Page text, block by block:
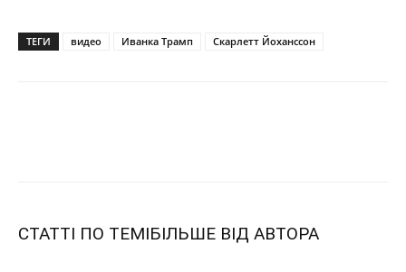
ТЕГИ видео Иванка Трамп Скарлетт Йоханссон
СТАТТІ ПО ТЕМІБІЛЬШЕ ВІД АВТОРА